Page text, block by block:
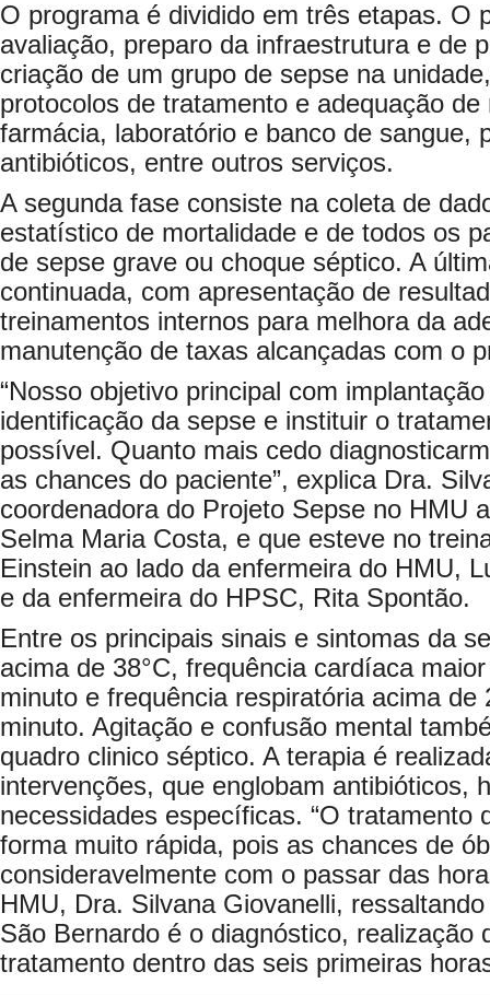
O programa é dividido em três etapas. O
avaliação, preparo da infraestrutura e de
criação de um grupo de sepse na
protocolos de tratamento e adequação
farmácia, laboratório e banco de sangue,
antibióticos, entre outros serviços.
A segunda fase consiste na coleta de
estatístico de mortalidade e de todos os
de sepse grave ou choque séptico. A
continuada, com apresentação de
treinamentos internos para melhora da
manutenção de taxas alcançadas com o
“Nosso objetivo principal com
identificação da sepse e instituir o
possível. Quanto mais cedo
as chances do paciente”, explica Dra.
coordenadora do Projeto Sepse no HMU
Selma Maria Costa, e que esteve no
Einstein ao lado da enfermeira do HMU,
e da enfermeira do HPSC, Rita Spontão.
Entre os principais sinais e sintomas da
acima de 38°C, frequência cardíaca
minuto e frequência respiratória acima de
minuto. Agitação e confusão mental
quadro clinico séptico. A terapia é
intervenções, que englobam antibióticos,
necessidades específicas. “O tratamento
forma muito rápida, pois as chances de
consideravelmente com o passar das
HMU, Dra. Silvana Giovanelli,
São Bernardo é o diagnóstico, realização
tratamento dentro das seis primeiras